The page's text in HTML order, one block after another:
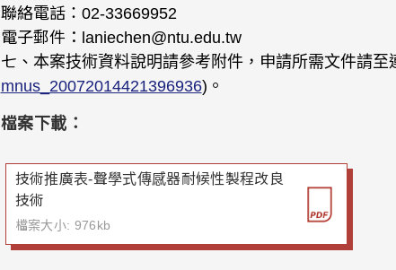
聯絡電話：02-33669952
電子郵件：laniechen@ntu.edu.tw
七、本案技術資料說明請參考附件，申請所需文件請至
mnus_20072014421396936)。
檔案下載：
技術推廣表-聲學式傳感器耐候性製程改良
技術
檔案大小: 976kb